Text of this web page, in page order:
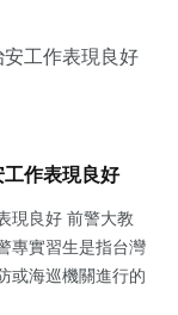
作表現良好
現良好 前警大教
專實習生是指台灣
或海巡機關進行的